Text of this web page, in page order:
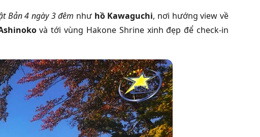
Bản 4 ngày 3 đêm như hồ Kawaguchi, nơi hướng view về
và tới vùng Hakone Shrine xinh đẹp để check-in